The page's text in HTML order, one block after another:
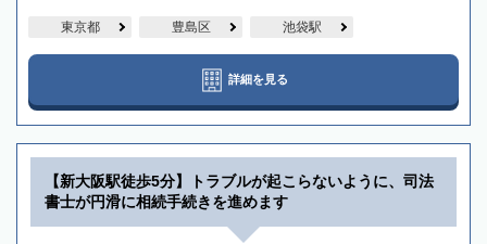
東京都 豊島区 池袋駅
詳細を見る
【新大阪駅徒歩5分】トラブルが起こらないように、司法
書士が円滑に相続手続きを進めます